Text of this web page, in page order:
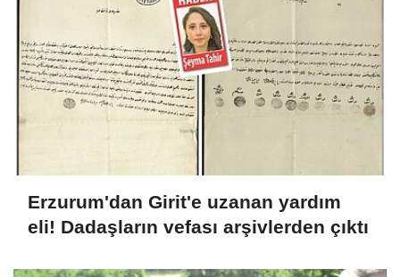
Erzurum'dan Girit'e uzanan yardım
eli! Dadaşların vefası arşivlerden çıktı